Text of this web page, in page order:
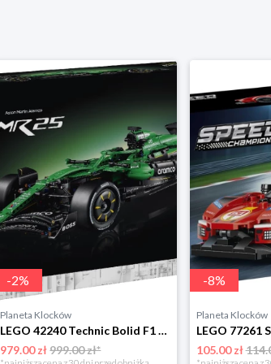
-2%
Planeta Klocków
LEGO 42240 Technic Bolid F1 Aston Martin Aramco AMR25 Lego
979.00 zł999.00 zł*
-8%
Planeta Klocków
105.00 zł